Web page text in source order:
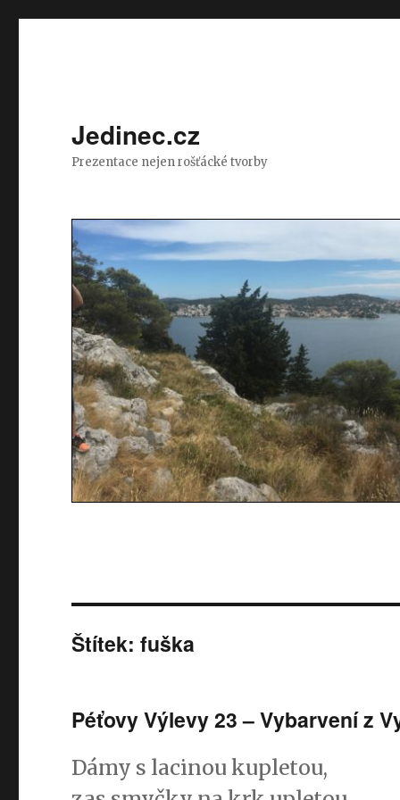
Jedinec.cz
Prezentace nejen rošťácké tvorby
Štítek: fuška
Péťovy Výlevy 23 – Vybarvení z
Dámy s lacinou kupletou,